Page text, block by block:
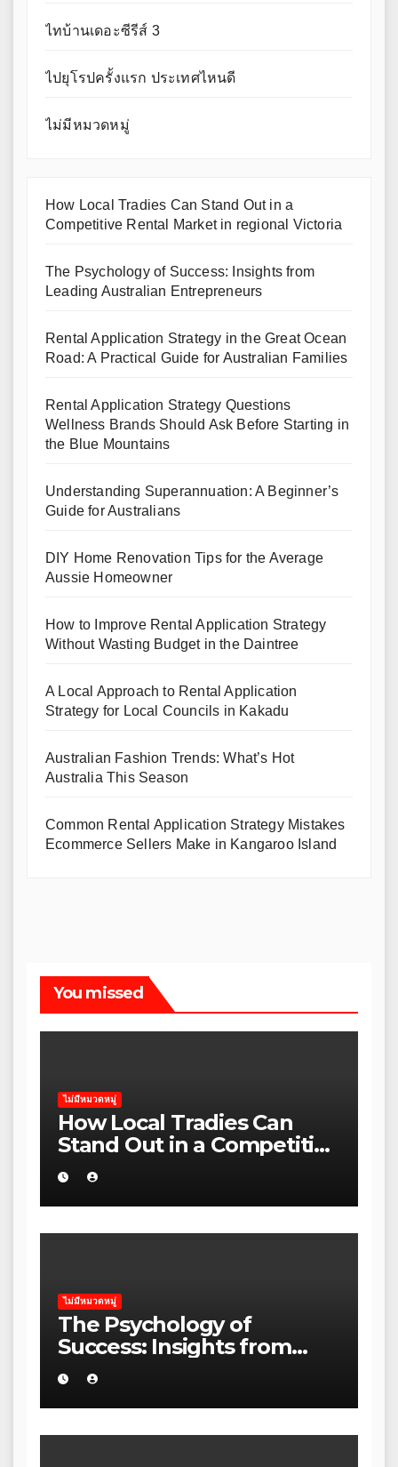
ไทบ้านเดอะซีรีส์ 3
ไปยุโรปครั้งแรก ประเทศไหนดี
ไม่มีหมวดหมู่
How Local Tradies Can Stand Out in a
Competitive Rental Market in regional Victoria
The Psychology of Success: Insights from
Leading Australian Entrepreneurs
Rental Application Strategy in the Great Ocean
Road: A Practical Guide for Australian Families
Rental Application Strategy Questions
Wellness Brands Should Ask Before Starting in
the Blue Mountains
Understanding Superannuation: A Beginner’s
Guide for Australians
DIY Home Renovation Tips for the Average
Aussie Homeowner
How to Improve Rental Application Strategy
Without Wasting Budget in the Daintree
A Local Approach to Rental Application
Strategy for Local Councils in Kakadu
Australian Fashion Trends: What’s Hot
Australia This Season
Common Rental Application Strategy Mistakes
Ecommerce Sellers Make in Kangaroo Island
You missed
ไม่มีหมวดหมู่
How Local Tradies Can
Stand Out in a Competitive
Rental Market in regional
Victoria
ไม่มีหมวดหมู่
The Psychology of
Success: Insights from
Leading Australian
Entrepreneurs